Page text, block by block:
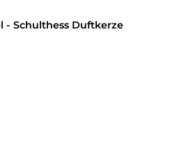
- Schulthess Duftkerze